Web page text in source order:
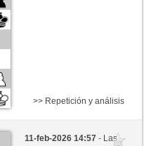
>> Repetición y análisis
11-feb-2026 14:57- Las